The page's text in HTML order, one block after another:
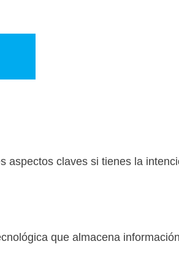
aspectos claves si tienes la
que almacena